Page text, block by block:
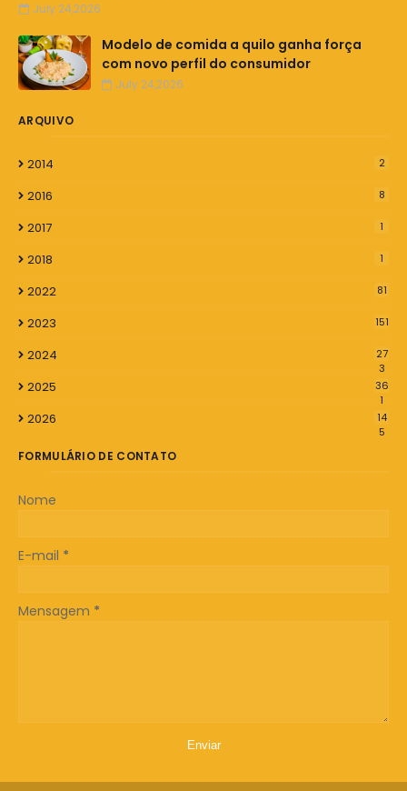
July 24,2026
Modelo de comida a quilo ganha força
com novo perfil do consumidor
July 24,2026
ARQUIVO
2014 2
2016 8
2017 1
2018 1
2022 81
2023 151
2024
27
3
2025
36
1
2026
14
5
FORMULÁRIO DE CONTATO
Nome
E-mail *
Mensagem *